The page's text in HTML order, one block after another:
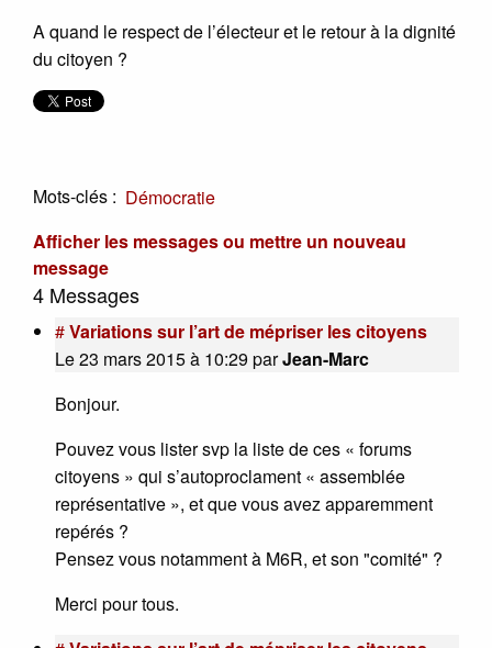
A quand le respect de l’électeur et le retour à la dignité
du citoyen ?
Mots-clés : Démocratie
Afficher les messages ou mettre un nouveau
message
4 Messages
#Variations sur l’art de mépriser les citoyens
Le 23 mars 2015 à 10:29 parJean-Marc
Bonjour.
Pouvez vous lister svp la liste de ces « forums
citoyens » qui s’autoproclament « assemblée
représentative », et que vous avez apparemment
repérés ?
Pensez vous notamment à M6R, et son "comité" ?
Merci pour tous.